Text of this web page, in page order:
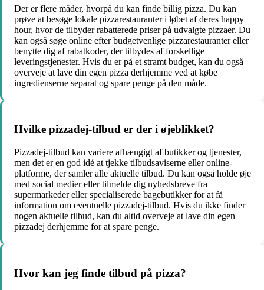
Der er flere måder, hvorpå du kan finde billig pizza. Du kan
prøve at besøge lokale pizzarestauranter i løbet af deres happy
hour, hvor de tilbyder rabatterede priser på udvalgte pizzaer. Du
kan også søge online efter budgetvenlige pizzarestauranter eller
benytte dig af rabatkoder, der tilbydes af forskellige
leveringstjenester. Hvis du er på et stramt budget, kan du også
overveje at lave din egen pizza derhjemme ved at købe
ingredienserne separat og spare penge på den måde.
Hvilke pizzadej-tilbud er der i øjeblikket?
Pizzadej-tilbud kan variere afhængigt af butikker og tjenester,
men det er en god idé at tjekke tilbudsaviserne eller online-
platforme, der samler alle aktuelle tilbud. Du kan også holde øje
med social medier eller tilmelde dig nyhedsbreve fra
supermarkeder eller specialiserede bagebutikker for at få
information om eventuelle pizzadej-tilbud. Hvis du ikke finder
nogen aktuelle tilbud, kan du altid overveje at lave din egen
pizzadej derhjemme for at spare penge.
Hvor kan jeg finde tilbud på pizza?